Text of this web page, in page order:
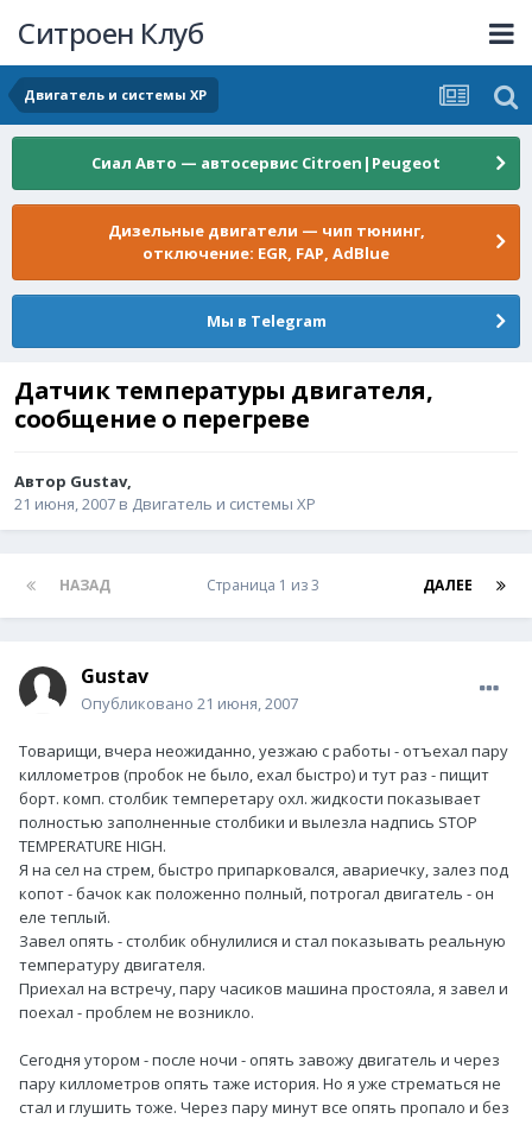
Ситроен Клуб
Двигатель и системы XP
Сиал Авто — автосервис Citroen|Peugeot
Дизельные двигатели — чип тюнинг,
отключение: EGR, FAP, AdBlue
Мы в Telegram
Датчик температуры двигателя,
сообщение о перегреве
Автор Gustav,
21 июня, 2007 в Двигатель и системы XP
НАЗАД ДАЛЕЕ
Страница 1 из 3
Gustav
Опубликовано 21 июня, 2007
Товарищи, вчера неожиданно, уезжаю с работы - отъехал пару
киллометров (пробок не было, ехал быстро) и тут раз - пищит
борт. комп. столбик темперетару охл. жидкости показывает
полностью заполненные столбики и вылезла надпись STOP
TEMPERATURE HIGH.
Я на сел на стрем, быстро припарковался, авариечку, залез под
копот - бачок как положенно полный, потрогал двигатель - он
еле теплый.
Завел опять - столбик обнулилися и стал показывать реальную
температуру двигателя.
Приехал на встречу, пару часиков машина простояла, я завел и
поехал - проблем не возникло.
Сегодня утором - после ночи - опять завожу двигатель и через
пару киллометров опять таже история. Но я уже стрематься не
стал и глушить тоже. Через пару минут все опять пропало и без